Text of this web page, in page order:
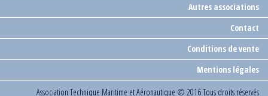
Autres associations
Contact
Conditions de vente
Mentions légales
Association Technique Maritime et Aéronautique © 2016 Tous droits réservés